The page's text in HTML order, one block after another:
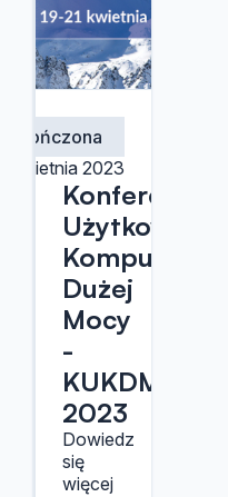
kwietnia 2023
Konferencja
Użytkowników
Komputerów
Dużej
Mocy
-
KUKDM
2023
Dowiedz
się
więcej